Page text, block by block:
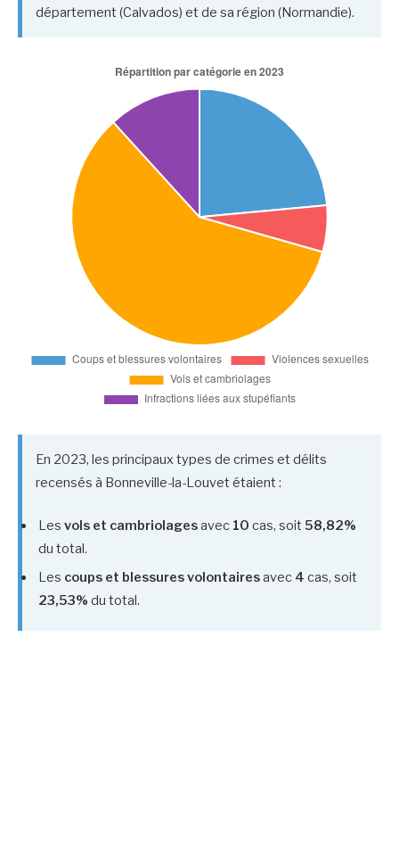
département (Calvados) et de sa région (Normandie).
En 2023, les principaux types de crimes et délits
recensés à Bonneville-la-Louvet étaient :
Les vols et cambriolagesavec 10 cas, soit 58,82%
du total.
Les coups et blessures volontairesavec 4 cas, soit
23,53% du total.